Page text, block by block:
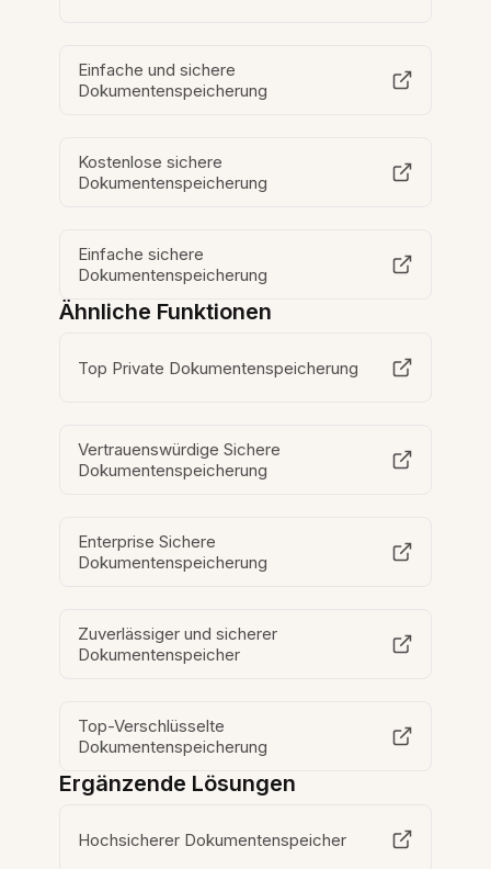
Einfache und sichere
Dokumentenspeicherung
Kostenlose sichere
Dokumentenspeicherung
Einfache sichere
Dokumentenspeicherung
Ähnliche Funktionen
Top Private Dokumentenspeicherung
Vertrauenswürdige Sichere
Dokumentenspeicherung
Enterprise Sichere
Dokumentenspeicherung
Zuverlässiger und sicherer
Dokumentenspeicher
Top-Verschlüsselte
Dokumentenspeicherung
Ergänzende Lösungen
Hochsicherer Dokumentenspeicher